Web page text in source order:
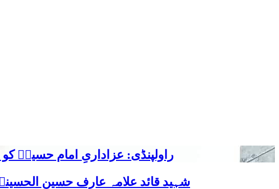
راولپنڈی: عزاداریِ امام حسینؑ
شہید قائد علامہ عارف حسین